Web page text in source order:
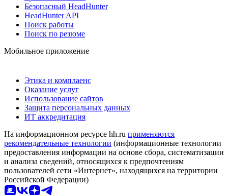
Безопасный HeadHunter
HeadHunter API
Поиск работы
Поиск по резюме
Мобильное приложение
Этика и комплаенс
Оказание услуг
Использование сайтов
Защита персональных данных
ИТ аккредитация
На информационном ресурсе hh.ru применяются
рекомендательные технологии (информационные технологии
предоставления информации на основе сбора, систематизации
и анализа сведений, относящихся к предпочтениям
пользователей сети «Интернет», находящихся на территории
Российской Федерации)